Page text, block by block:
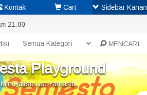
21.00
MENCARI
Playground
Min Haitsu Laa Yahtasib
Kontak Cart Sidebar Kanan